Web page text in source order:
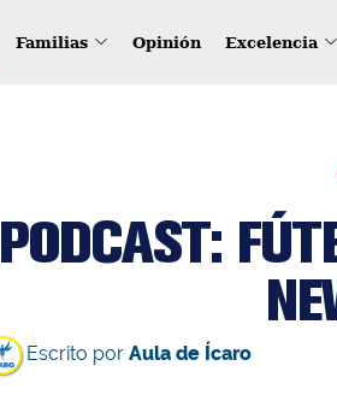
Familias Opinión Excelencia
PODCAST:
Escrito por Aula de Ícaro